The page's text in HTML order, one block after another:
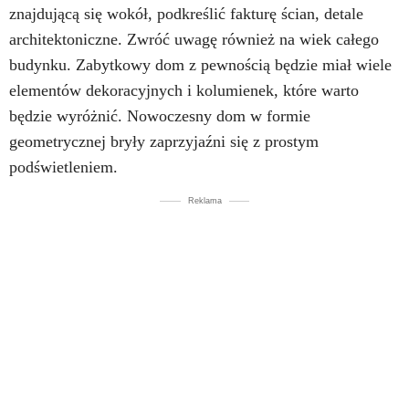
znajdującą się wokół, podkreślić fakturę ścian, detale
architektoniczne. Zwróć uwagę również na wiek całego
budynku. Zabytkowy dom z pewnością będzie miał wiele
elementów dekoracyjnych i kolumienek, które warto
będzie wyróżnić. Nowoczesny dom w formie
geometrycznej bryły zaprzyjaźni się z prostym
podświetleniem.
Reklama